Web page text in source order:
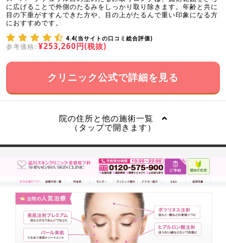
に広げることで外側のたるみをしっかり取り除きます。年齢と共に
目の下垂がすすんできた方や、目の上がたるんで重い印象になる方
におすすめです。
4.4(当サイトの口コミ総合評価)
参考価格: ¥253,260円(税抜)
クリニック公式で詳細を見る
院の住所と他の施術一覧
（タップで開きます）